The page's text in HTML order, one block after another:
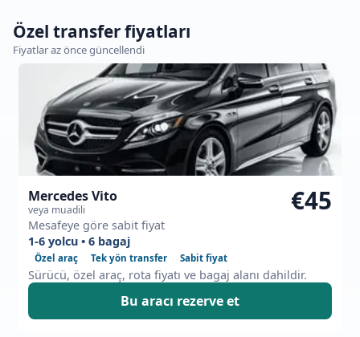
Özel transfer fiyatları
Fiyatlar az önce güncellendi
Mercedes Vito
veya muadili
Mesafeye göre sabit fiyat
€45
1-6 yolcu • 6 bagaj
Özel araç Tek yön transfer Sabit fiyat
Sürücü, özel araç, rota fiyatı ve bagaj alanı dahildir.
Bu aracı rezerve et